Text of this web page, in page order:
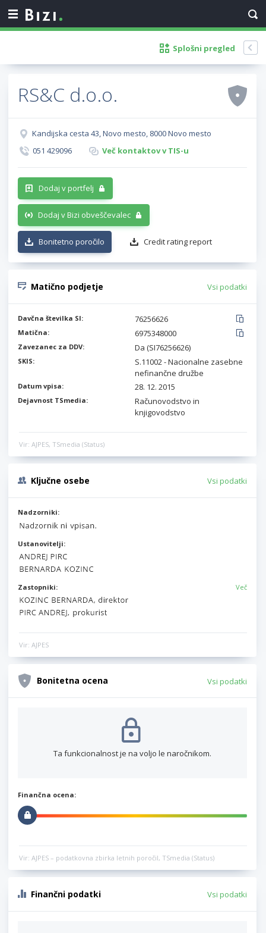
Splošni pregled
RS&C d.o.o.
Kandijska cesta 43, Novo mesto, 8000 Novo mesto
051 429096
Več kontaktov v TIS-u
Dodaj v portfelj
Dodaj v Bizi obveščevalec
Bonitetno poročilo Credit rating report
Matično podjetje Vsi podatki
Davčna številka SI: 76256626
Matična: 6975348000
Zavezanec za DDV: Da (SI76256626)
SKIS:
S.11002 - Nacionalne zasebne
nefinančne družbe
Datum vpisa: 28. 12. 2015
Dejavnost TSmedia:
Računovodstvo in
knjigovodstvo
Vir: AJPES, TSmedia (Status)
Ključne osebe Vsi podatki
Nadzorniki:
Ustanovitelji:
Zastopniki: Več
Vir: AJPES
Bonitetna ocena Vsi podatki
Ta funkcionalnost je na voljo le naročnikom.
Finančna ocena:
Vir: AJPES – podatkovna zbirka letnih poročil, TSmedia (Status)
Finančni podatki Vsi podatki